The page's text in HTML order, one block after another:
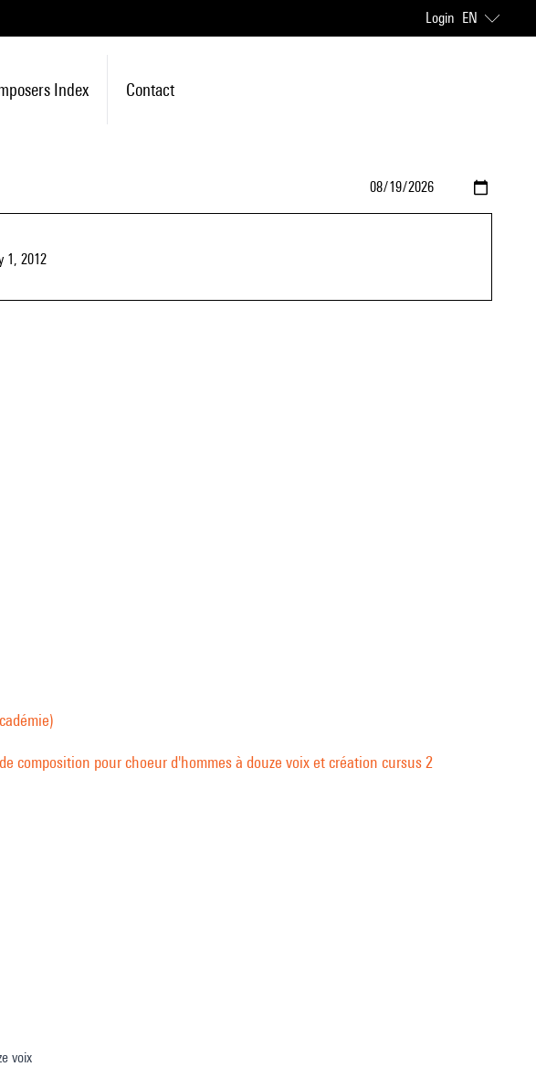
Login EN
Index Contact
1, 2012
composition pour choeur d'hommes à douze voix et création cursus 2
voix